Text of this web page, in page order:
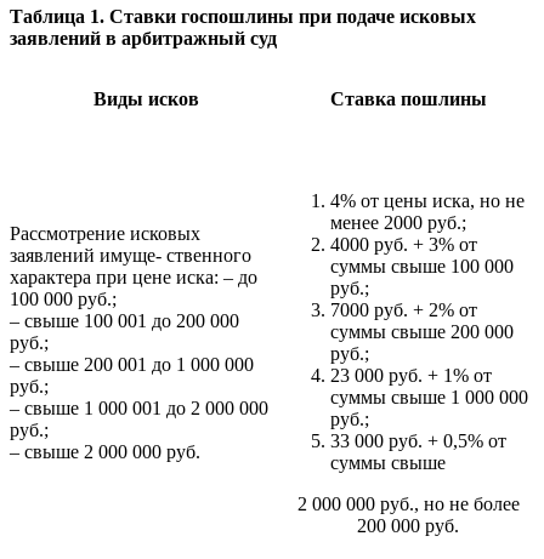
Таблица 1. Ставки госпошлины при подаче исковых
заявлений в арбитражный суд
Виды исков Ставка пошлины
Рассмотрение исковых
заявлений имуще- ственного
характера при цене иска: – до
100 000 руб.;
– свыше 100 001 до 200 000
руб.;
– cвыше 200 001 до 1 000 000
руб.;
– свыше 1 000 001 до 2 000 000
руб.;
– свыше 2 000 000 руб.
4% от цены иска, но не
менее 2000 руб.;
4000 руб. + 3% от
суммы свыше 100 000
руб.;
7000 руб. + 2% от
суммы свыше 200 000
руб.;
23 000 руб. + 1% от
суммы свыше 1 000 000
руб.;
33 000 руб. + 0,5% от
суммы свыше
2 000 000 руб., но не более
200 000 руб.